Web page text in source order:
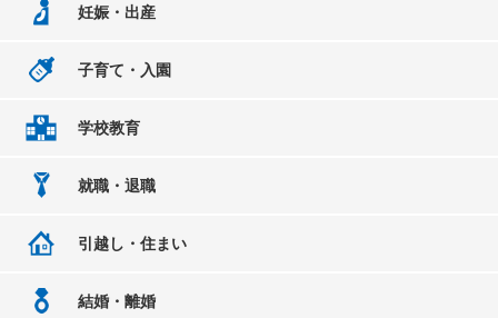
妊娠・出産
子育て・入園
学校教育
就職・退職
引越し・住まい
結婚・離婚